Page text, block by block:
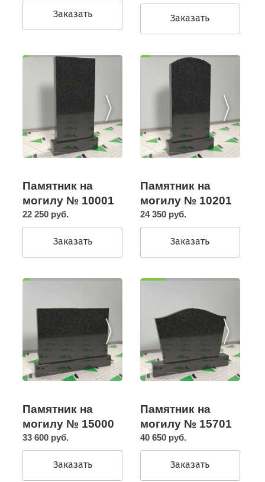
Заказать Заказать
Памятник на
могилу № 10001
22 250 руб.
Заказать
Памятник на
могилу № 10201
24 350 руб.
Заказать
Памятник на
могилу № 15000
33 600 руб.
Заказать
Памятник на
могилу № 15701
40 650 руб.
Заказать